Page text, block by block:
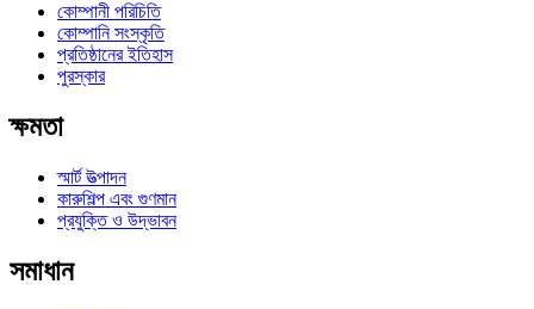
কোম্পানী পরিচিতি
কোম্পানি সংস্কৃতি
প্রতিষ্ঠানের ইতিহাস
পুরস্কার
ক্ষমতা
স্মার্ট উত্পাদন
কারুশিল্প এবং গুণমান
প্রযুক্তি ও উদ্ভাবন
সমাধান